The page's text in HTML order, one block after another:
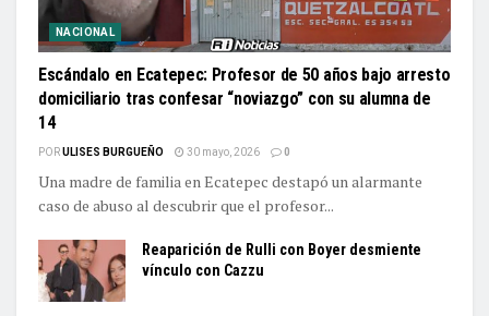
NACIONAL
Escándalo en Ecatepec: Profesor de 50 años bajo arresto
domiciliario tras confesar “noviazgo” con su alumna de
14
PORULISES BURGUEÑO 30 mayo, 2026 0
Una madre de familia en Ecatepec destapó un alarmante
caso de abuso al descubrir que el profesor...
Reaparición de Rulli con Boyer desmiente
vínculo con Cazzu